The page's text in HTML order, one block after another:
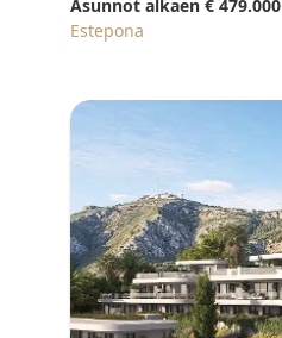
Asunnot alkaen € 479.000
Estepona